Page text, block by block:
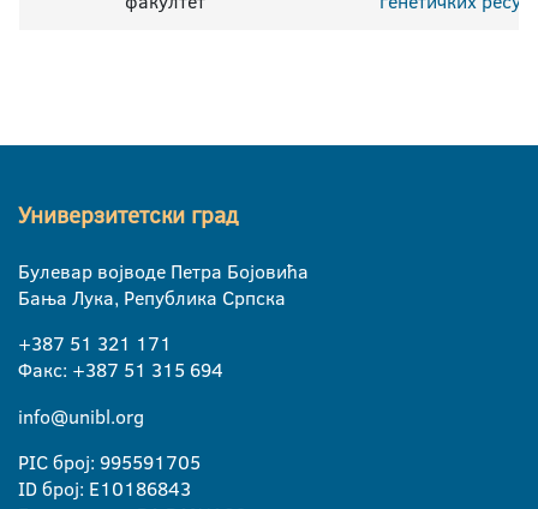
Универзитетски град
Булевар војводе Петра Бојовића
Бања Лука, Република Српска
+387 51 321 171
Факс: +387 51 315 694
info@unibl.org
PIC број: 995591705
ID број: E10186843